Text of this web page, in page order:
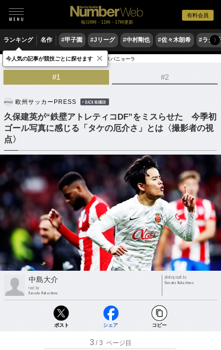
有料会員
毎日6時・11時・17時更新
ランキング 名作 #甲子園 #Jリーグ #中村剛也 #佐々木朗希 #ラグ〉
サッカー 海外サッカー リーガ・エスパニョーラ
#1 #2
欧州サッカーPRESS BACK NUMBER
久保建英が“鉄壁アトレティコDF”をミスらせた 今季初
ゴール写真に感じる「タケの厄介さ」とは〈撮影者の視
点〉
中島大介
text by
Daisuke Nakashima
photograph by
Daisuke Nakashima
ポスト シェア コピー
3 /3 ページ目
今人気の記事が競技ごとに探せます ×